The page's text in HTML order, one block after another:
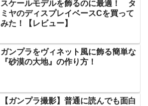
スケールモデルを飾るのに最適！ タ
ミヤのディスプレイベースCを買って
みた！【レビュー】
ガンプラをヴィネット風に飾る簡単な
『砂漠の大地』の作り方！
【ガンプラ撮影】普通に読んでも面白